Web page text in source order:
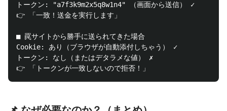
トークン: "a7f3k9m2x5q8w1n4" （画面から送信） ✓
👉 「一致！送金を実行します」
■ 罠サイトから勝手に送られてきた場合
Cookie: あり（ブラウザが自動添付しちゃう） ✓
トークン: なし（またはデタラメな値） ✗